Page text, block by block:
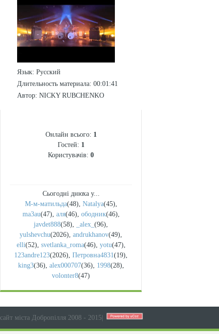
Язык: Русский
Длительность материала: 00:01:41
Автор: NICKY RUBCHENKO
Онлайн всього: 1
Гостей: 1
Користувачів: 0
Сьогодні днюха у...
М-м-матильда(48), Natalya(45),
ma3au(47), аля(46), ободник(46),
javdet888(58), _alex_ (96),
yulshevchu(2026), andrukhanov(49),
elli(52), svetlanka_roma(46), yotu(47),
123andre123(2026), Петровна4831(19),
king3(36), alex000707(36), 1998(28),
volonter8(47)
сайт міста Добропілля 2008 - 2015